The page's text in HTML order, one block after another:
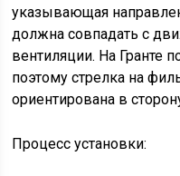
указывающая
должна совпадать с
вентиляции. На Гранте
поэтому стрелка на
ориентирована в
Процесс установки: